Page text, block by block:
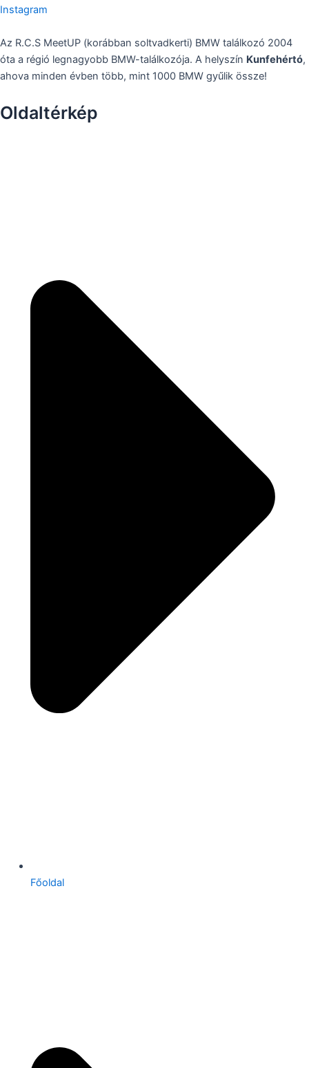
Instagram
Az R.C.S MeetUP (korábban soltvadkerti) BMW találkozó 2004
óta a régió legnagyobb BMW-találkozója. A helyszín Kunfehértó,
ahova minden évben több, mint 1000 BMW gyűlik össze!
Oldaltérkép
Főoldal